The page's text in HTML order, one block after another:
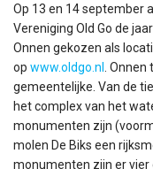
Op 13 en 14 september
Vereniging Old Go de
Onnen gekozen als
op www.oldgo.nl
.
gemeentelijke. Van de
het complex van het
monumenten zijn
molen De Biks een
monumenten zijn er vier